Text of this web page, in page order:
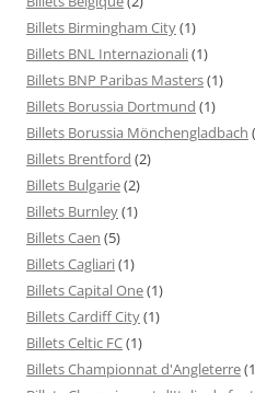
Billets Birmingham City(1)
Billets BNL Internazionali(1)
Billets BNP Paribas Masters(1)
Billets Borussia Dortmund (1)
Billets Borussia Mönchengladbach
Billets Brentford (2)
Billets Bulgarie(2)
Billets Burnley(1)
Billets Caen (5)
Billets Cagliari(1)
Billets Capital One(1)
Billets Cardiff City(1)
Billets Celtic FC(1)
Billets Championnat d'Angleterre